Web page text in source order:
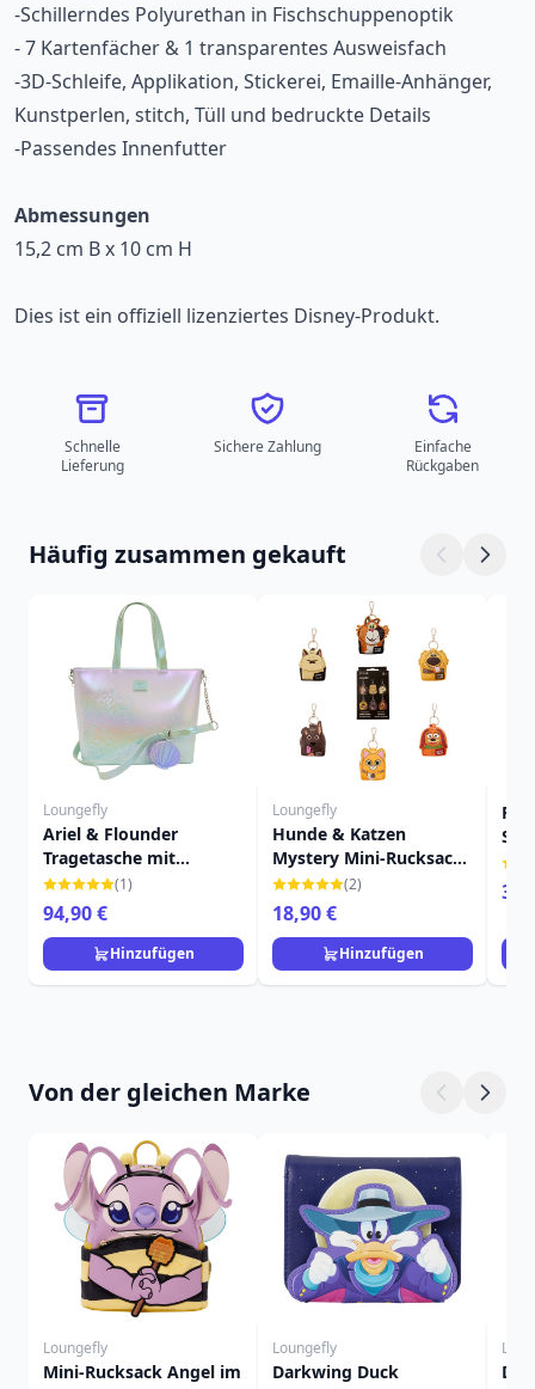
-Schillerndes Polyurethan in Fischschuppenoptik
- 7 Kartenfächer & 1 transparentes Ausweisfach
-3D-Schleife, Applikation, Stickerei, Emaille-Anhänger,
Kunstperlen, stitch, Tüll und bedruckte Details
-Passendes Innenfutter
Abmessungen
15,2 cm B x 10 cm H
Dies ist ein offiziell lizenziertes Disney-Produkt.
Schnelle
Lieferung
Sichere Zahlung
Einfache
Rückgaben
Häufig zusammen gekauft
Loungefly
Ariel & Flounder
Tragetasche mit
Münzfach – Disney
Loungefly Die Kleine
Meerjungfrau
(1)
94,90 €
Hinzufügen
Loungefly
Hunde & Katzen
Mystery Mini-Rucksack-
Schlüsselanhänger -
Disney-Pixar Loungefly
(2)
18,90 €
Hinzufügen
Von der gleichen Marke
Loungefly
Mini-Rucksack Angel im
Loungefly
Darkwing Duck